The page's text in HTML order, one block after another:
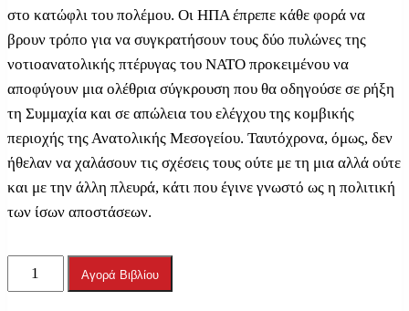
στο κατώφλι του πολέμου. Οι ΗΠΑ έπρεπε κάθε φορά να
βρουν τρόπο για να συγκρατήσουν τους δύο πυλώνες της
νοτιοανατολικής πτέρυγας του ΝΑΤΟ προκειμένου να
αποφύγουν μια ολέθρια σύγκρουση που θα οδηγούσε σε ρήξη
τη Συμμαχία και σε απώλεια του ελέγχου της κομβικής
περιοχής της Ανατολικής Μεσογείου. Ταυτόχρονα, όμως, δεν
ήθελαν να χαλάσουν τις σχέσεις τους ούτε με τη μια αλλά ούτε
και με την άλλη πλευρά, κάτι που έγινε γνωστό ως η πολιτική
των ίσων αποστάσεων.
ΔΙΛΗΜΜΑΤΑ
ΣΤΟ
Αγορά Βιβλίου